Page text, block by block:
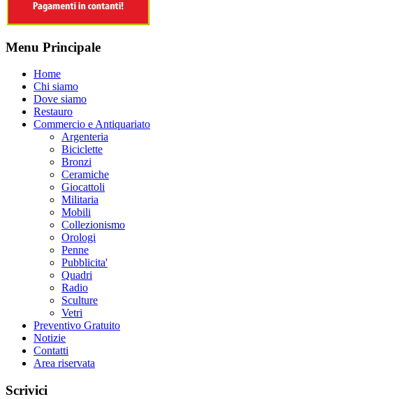
Menu Principale
Home
Chi siamo
Dove siamo
Restauro
Commercio e Antiquariato
Argenteria
Biciclette
Bronzi
Ceramiche
Giocattoli
Militaria
Mobili
Collezionismo
Orologi
Penne
Pubblicita'
Quadri
Radio
Sculture
Vetri
Preventivo Gratuito
Notizie
Contatti
Area riservata
Scrivici